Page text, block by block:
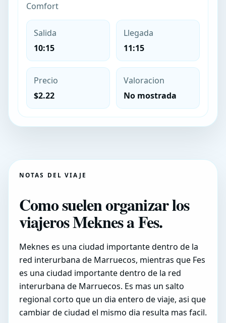
Comfort
Salida
10:15
Llegada
11:15
Precio
$2.22
Valoracion
No mostrada
NOTAS DEL VIAJE
Como suelen organizar los
viajeros Meknes a Fes.
Meknes es una ciudad importante dentro de la
red interurbana de Marruecos, mientras que Fes
es una ciudad importante dentro de la red
interurbana de Marruecos. Es mas un salto
regional corto que un dia entero de viaje, asi que
cambiar de ciudad el mismo dia resulta mas facil.